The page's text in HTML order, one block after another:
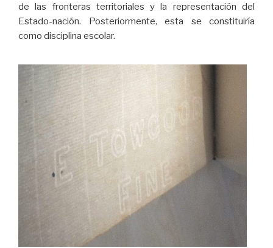
de las fronteras territoriales y la representación del
Estado-nación. Posteriormente, esta se constituiría
como disciplina escolar.